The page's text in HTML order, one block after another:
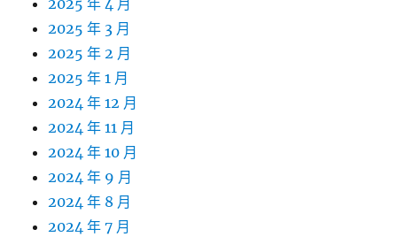
2025 年 4 月
2025 年 3 月
2025 年 2 月
2025 年 1 月
2024 年 12 月
2024 年 11 月
2024 年 10 月
2024 年 9 月
2024 年 8 月
2024 年 7 月